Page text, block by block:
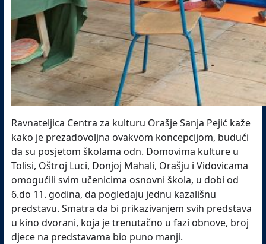
Ravnateljica Centra za kulturu Orašje Sanja Pejić kaže
kako je prezadovoljna ovakvom koncepcijom, budući
da su posjetom školama odn. Domovima kulture u
Tolisi, Oštroj Luci, Donjoj Mahali, Orašju i Vidovicama
omogućili svim učenicima osnovni škola, u dobi od
6.do 11. godina, da pogledaju jednu kazališnu
predstavu. Smatra da bi prikazivanjem svih predstava
u kino dvorani, koja je trenutačno u fazi obnove, broj
djece na predstavama bio puno manji.